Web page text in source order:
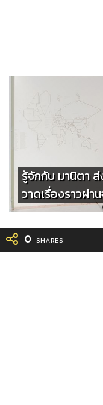
รู้จักกับ มานิตา
วาดเรื่องราวผ่า
0 SHARES